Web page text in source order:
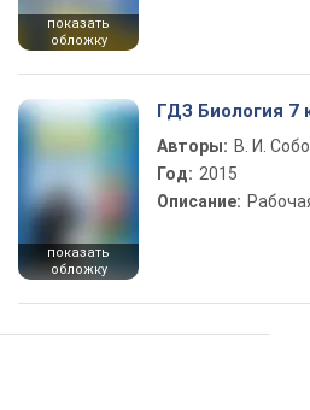
показать
обложку
показать
обложку
ГДЗ Биология 7
Авторы: В. И.
Год: 2015
Описание: